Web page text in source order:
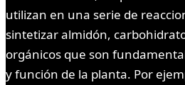
utilizan en una serie de
sintetizar almidón,
orgánicos que son
y función de la planta. Por